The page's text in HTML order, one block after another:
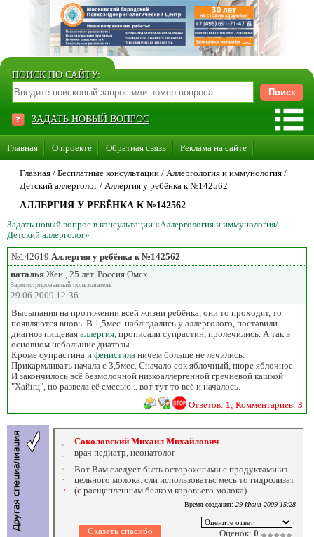
ПОИСК ПО САЙТУ:
ЗАДАТЬ НОВЫЙ ВОПРОС
Главная О проекте Обратная связь Реклама на сайте
Стать консультантом нашего сайта
Суперакция «Каждому врачу свой сайт»
Главная / Бесплатные консультации / Аллергология и иммунология /
Детский аллерголог / Аллергия у ребёнка к №142562
АЛЛЕРГИЯ У РЕБЁНКА К №142562
Задать новый вопрос в консультации «Аллергология и иммунология/
Детский аллерголог»
№142619 Аллергия у ребёнка к №142562
наталья Жен., 25 лет. Россия Омск
Зарегистрированный пользователь
29.06.2009 12:36
Высыпания на протяжении всей жизни ребёнка, они то проходят, то
появляются вновь. В 1,5мес. наблюдались у аллерголого, поставили
диагноз пищевая аллергия , прописали супрастин, пролечились. А так в
основном небольшие диатэзы.
Кроме супрастина и фенистила ничем больше не лечились.
Прикармливать начала с 3,5мес. Сначало сок яблочный, пюре яблочное.
И закончилось всё безмолочной низкоаллергенной гречневой кашкой
"Хайнц", но развела её смесью... вот тут то всё и началось.
Ответов: 1 ; Комментариев: 3
Соколовский Михаил Михайлович
врач педиатр, неонатолог
Вот Вам следует быть осторожными с продуктами из
цельного молока. сли использоватьс месь то гидролизат
(с расщепленным белком коровьего молока).
Время создания: 29 Июня 2009 15:28
Оценок: 0